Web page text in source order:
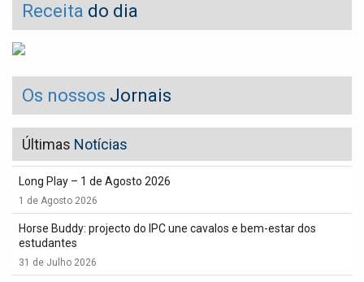
Receita do dia
Os nossos Jornais
Últimas Notícias
Long Play – 1 de Agosto 2026
1 de Agosto 2026
Horse Buddy: projecto do IPC une cavalos e bem-estar dos
estudantes
31 de Julho 2026